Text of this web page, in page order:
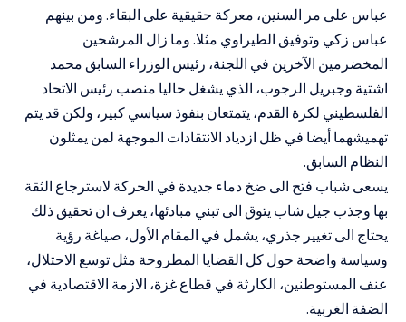
عباس على مر السنين، معركة حقيقية على البقاء. ومن بينهم
عباس زكي وتوفيق الطيراوي مثلا. وما زال المرشحين
المخضرمين الآخرين في اللجنة، رئيس الوزراء السابق محمد
اشتية وجبريل الرجوب، الذي يشغل حاليا منصب رئيس الاتحاد
الفلسطيني لكرة القدم، يتمتعان بنفوذ سياسي كبير، ولكن قد يتم
تهميشهما أيضا في ظل ازدياد الانتقادات الموجهة لمن يمثلون
النظام السابق.
يسعى شباب فتح الى ضخ دماء جديدة في الحركة لاسترجاع الثقة
بها وجذب جيل شاب يتوق الى تبني مبادئها، يعرف ان تحقيق ذلك
يحتاج الى تغيير جذري، يشمل في المقام الأول، صياغة رؤية
وسياسة واضحة حول كل القضايا المطروحة مثل توسع الاحتلال،
عنف المستوطنين، الكارثة في قطاع غزة، الازمة الاقتصادية في
الضفة الغربية.